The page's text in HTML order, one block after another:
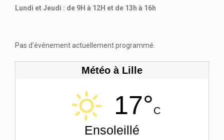
Lundi et Jeudi : de 9H à 12H et de 13h à 16h
Pas d'événement actuellement programmé.
Météo à Lille
17°C
Ensoleillé